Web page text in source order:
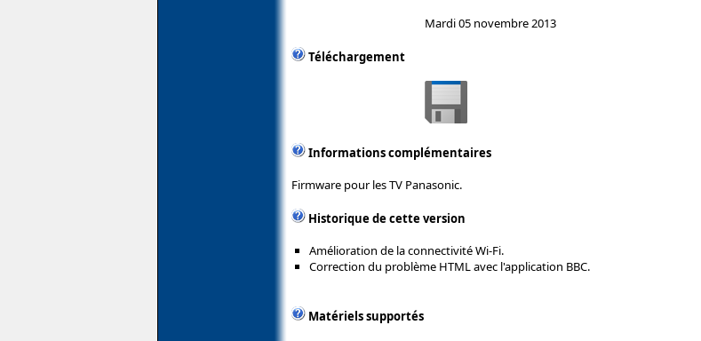
Mardi 05 novembre 2013
Téléchargement
Informations complémentaires
Firmware pour les TV Panasonic.
Historique de cette version
Amélioration de la connectivité Wi-Fi.
Correction du problème HTML avec l'application BBC.
Matériels supportés